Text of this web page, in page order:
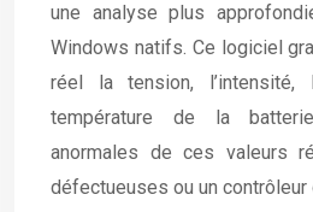
une analyse plus
Windows natifs. Ce logiciel
réel la tension,
température de la
anormales de ces valeurs
défectueuses ou un contrôleur